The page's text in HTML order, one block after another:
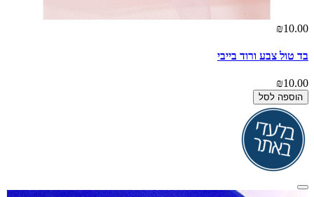
₪10.00
בד טול צבע ורוד בייבי
₪10.00
הוספה לסל